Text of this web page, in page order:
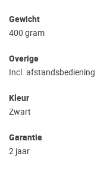
Gewicht
400 gram
Overige
Incl. afstandsbediening
Kleur
Zwart
Garantie
2 jaar